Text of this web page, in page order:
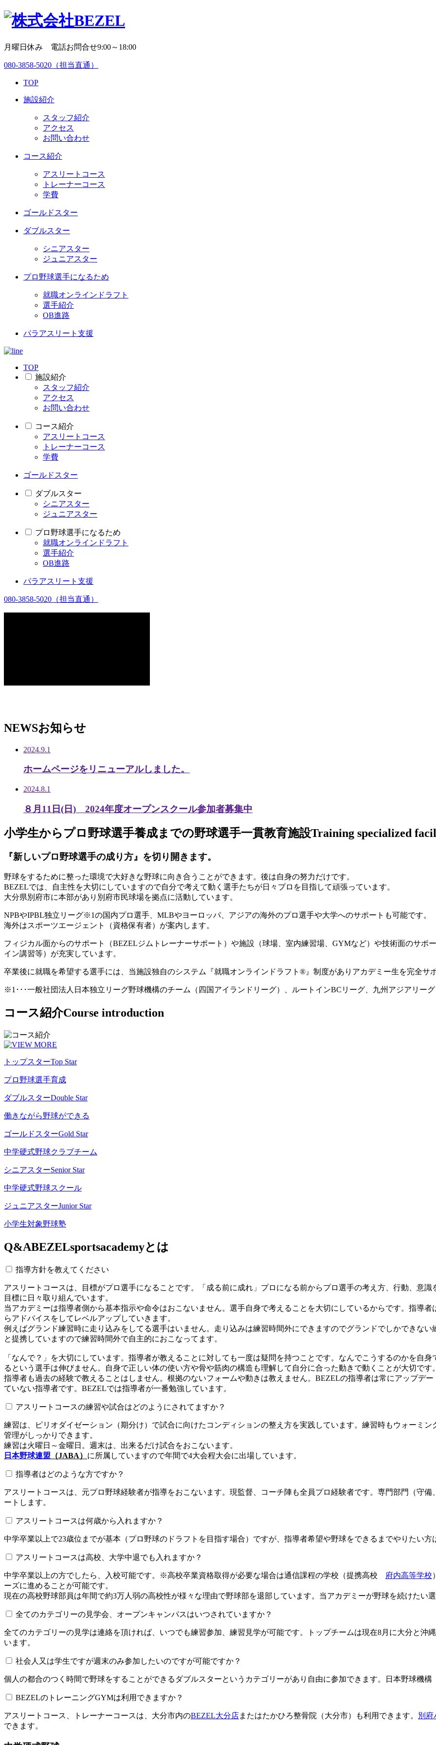
月曜日休み 電話お問合せ9:00～18:00
080-3858-5020 （担当直通）
TOP
施設紹介
スタッフ紹介
アクセス
お問い合わせ
コース紹介
アスリートコース
トレーナーコース
学費
ゴールドスター
ダブルスター
シニアスター
ジュニアスター
プロ野球選手になるため
就職オンラインドラフト
選手紹介
OB進路
パラアスリート支援
TOP
施設紹介
スタッフ紹介
アクセス
お問い合わせ
コース紹介
アスリートコース
トレーナーコース
学費
ゴールドスター
ダブルスター
シニアスター
ジュニアスター
プロ野球選手になるため
就職オンラインドラフト
選手紹介
OB進路
パラアスリート支援
080-3858-5020 （担当直通）
NEWSお知らせ
2024.9.1
ホームページをリニューアルしました。
2024.8.1
８月11日(日) 2024年度オープンスクール参加者募集中
小学生からプロ野球選手養成までの野球選手一貫教育施設Training specialized
『新しいプロ野球選手の成り方』を切り開きます。
野球をするために整った環境で大好きな野球に向き合うことができます。後は自身の努力だけです。
BEZELでは、自主性を大切にしていますので自分で考えて動く選手たちが日々プロを目指して頑張っています。
大分県別府市に本部があり別府市民球場を拠点に活動しています。
NPBやIPBL独立リーグ※1の国内プロ選手、MLBやヨーロッパ、アジアの海外のプロ選手や大学へのサポートも可能です。
海外はスポーツエージェント（資格保有者）が案内します。
フィジカル面からのサポート（BEZELジムトレーナーサポート）や施設（球場、室内練習場、GYMなど）や技術面のサポ
イン講習等）が充実しています。
卒業後に就職を希望する選手には、当施設独自のシステム『就職オンラインドラフト®』制度がありアカデミー生を完全サ
※1･･･一般社団法人日本独立リーグ野球機構のチーム（四国アイランドリーグ）、ルートインBCリーグ、九州アジアリー
コース紹介Course introduction
トップスターTop Star
プロ野球選手育成
ダブルスターDouble Star
働きながら野球ができる
ゴールドスターGold Star
中学硬式野球クラブチーム
シニアスターSenior Star
中学硬式野球スクール
ジュニアスターJunior Star
小学生対象野球塾
Q&ABEZELsportsacademyとは
指導方針を教えてください
アスリートコースは、目標がプロ選手になることです。「成る前に成れ」プロになる前からプロ選手の考え方、行動、意
目標に日々取り組んでいます。
当アカデミーは指導者側から基本指示や命令はおこないません。選手自身で考えることを大切にしているからです。指導
らアドバイスをしてレベルアップしていきます。
例えばグランド練習時に走り込みをしてる選手はいません。走り込みは練習時間外にできますのでグランドでしかできな
と提携していますので練習時間外で自主的におこなってます。
「なんで？」を大切にしています。指導者が教えることに対しても一度は疑問を持つことです。なんでこうするのかを自
るという選手は伸びません。自身で正しい体の使い方や骨や筋肉の構造も理解して自分に合った動きで動くことが大切です
指導者も過去の経験で教えることはしません。根拠のないフォームや動きは教えません。BEZELの指導者は常にアップデ
ていない指導者です。BEZELでは指導者が一番勉強しています。
アスリートコースの練習や試合はどのようにされてますか？
練習は、ピリオダイゼーション（期分け）で試合に向けたコンディションの整え方を実践しています。練習時もウォーミ
管理がしっかりできます。
練習は火曜日～金曜日。週末は、出来るだけ試合をおこないます。
日本野球連盟 （JABA） に所属していますので年間で4大会程大会に出場しています。
指導者はどのような方ですか？
アスリートコースは、元プロ野球経験者が指導をおこないます。現監督、コーチ陣も全員プロ経験者です。専門部門（守
ートします。
アスリートコースは何歳から入れますか？
中学卒業以上で23歳位までが基本（プロ野球のドラフトを目指す場合）ですが、指導者希望や野球をできるまでやりたい方
アスリートコースは高校、大学中退でも入れますか？
中学卒業以上の方でしたら、入校可能です。※高校卒業資格取得が必要な場合は通信課程の学校（提携高校 府内高等学校
ーズに進めることが可能です。
現在の高校野球部員は年間で約3万人弱の高校性が様々な理由で野球部を退部しています。当アカデミーが野球を続けたい
全てのカテゴリーの見学会、オープンキャンパスはいつされていますか？​​​​​
全てのカテゴリーの見学は連絡を頂ければ、いつでも練習参加、練習見学が可能です。トップチームは現在8月に大分と沖
います。
社会人又は学生ですが週末のみ参加したいのですが可能ですか？
個人の都合のつく時間で野球をすることができるダブルスターというカテゴリーがあり自由に参加できます。日本野球機
BEZELのトレーニングGYMは利用できますか？​​​​​
アスリートコース、トレーナーコースは、大分市内のBEZEL大分店またはたかひろ整骨院（大分市）も利用できます。
別府
できます。